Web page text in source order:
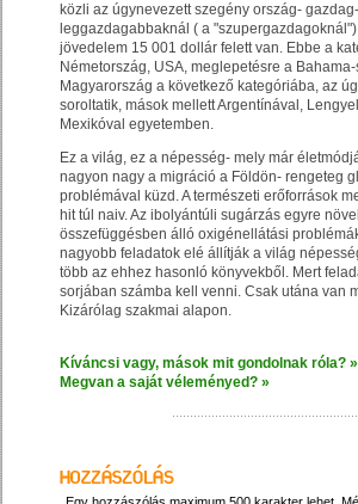
közli az úgynevezett szegény ország-
leggazdagabbaknál ( a
jövedelem 15 001 dollár felett van. Ebbe a
Németország, USA, meglepetésre a
Magyarország a következő kategóriába, az
soroltatik, mások mellett Argentínával,
Mexikóval egyetemben.
Ez a világ, ez a népesség- mely már
nagyon nagy a migráció a Földön- rengeteg
problémával küzd. A természeti erőforrások
hit túl naiv. Az ibolyántúli sugárzás egyre
összefüggésben álló oxigénellátási
nagyobb feladatok elé állítják a világ
több az ehhez hasonló könyvekből. Mert
sorjában számba kell venni. Csak utána van
Kizárólag szakmai alapon.
Kíváncsi vagy, mások mit gondolnak róla? »
Megvan a saját véleményed? »